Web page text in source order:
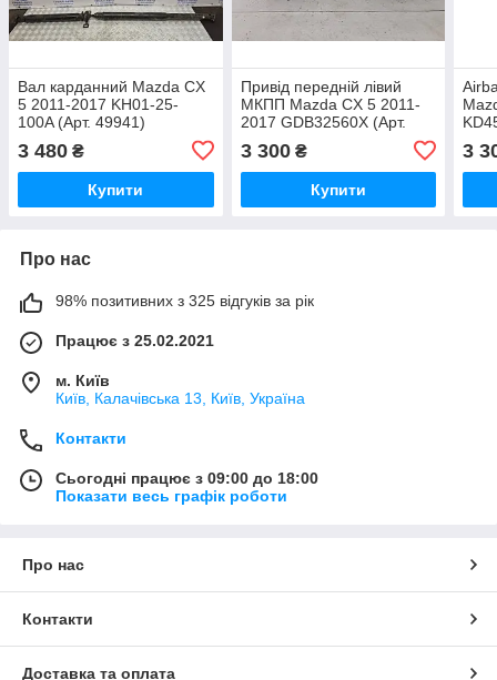
Вал карданний Mazda CX
5 2011-2017 KH01-25-
100A (Арт. 49941)
3 480 ₴
Купити
Привід передній лівий
МКПП Mazda CX 5 2011-
2017 GDB32560X (Арт.
3 300₴
Купити
3
Про нас
98% позитивних з 325 відгуків за рік
Працює з 25.02.2021
м. Київ
Київ, Калачівська 13, Київ, Україна
Контакти
Сьогодні працює з 09:00 до 18:00
Показати весь графік роботи
Про нас
Контакти
Доставка та оплата